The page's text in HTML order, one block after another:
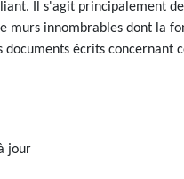
Il s'agit principalement
murs innombrables dont la
écrits concernant
jour